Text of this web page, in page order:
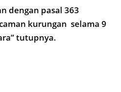
dengan pasal 363
kurungan selama 9
tutupnya.